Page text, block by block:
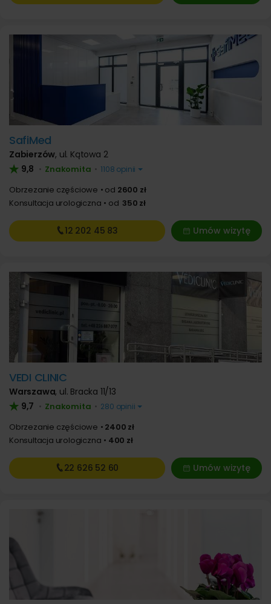
SafiMed
Zabierzów, ul. Kątowa 2
9,8 • Znakomita • 1108 opinii
Obrzezanie częściowe od 2600 zł
Konsultacja urologiczna
od 350 zł
Umów wizytę
12 202 45 83
VEDI CLINIC
Warszawa, ul. Bracka 11/13
9,7 • Znakomita • 280 opinii
Obrzezanie częściowe
2400 zł
Konsultacja urologiczna
400 zł
Umów wizytę
22 626 52 60